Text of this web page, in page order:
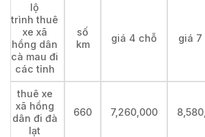
lộ
trình thuê
xe xã
hồng dân
cà mau đi
các tỉnh
số
km
giá 4 chỗ giá 7
thuê xe
xã hồng
dân đi đà
lạt
660 7,260,000